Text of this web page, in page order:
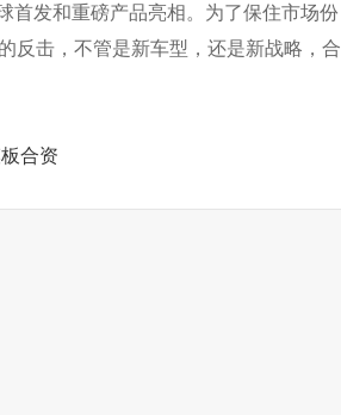
首发和重磅产品亮相。为了保住市场份
反击，不管是新车型，还是新战略，合